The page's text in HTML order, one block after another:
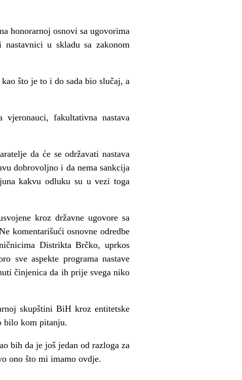
honorarnoj osnovi sa ugovorima
u skladu sa zakonom
što je to i do sada bio slučaj, a
fakultativna nastava
da će se održavati nastava
dobrovoljno i da nema sankcija
kakvu odluku su u vezi toga
kroz državne ugovore sa
komentarišući osnovne odredbe
Distrikta Brčko, uprkos
sve aspekte programa nastave
činjenica da ih prije svega niko
skupštini BiH kroz entitetske
bilo kom pitanju.
bih da je još jedan od razloga za
ono što mi imamo ovdje.